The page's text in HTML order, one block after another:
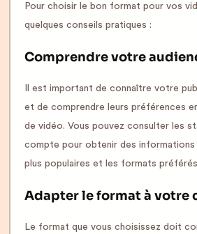
Pour choisir le bon format pour vos
quelques conseils pratiques :
Comprendre votre
Il est important de connaître votre
et de comprendre leurs préférences
de vidéo. Vous pouvez consulter les
compte pour obtenir des informations
plus populaires et les formats
Adapter le format à votre
Le format que vous choisissez doit